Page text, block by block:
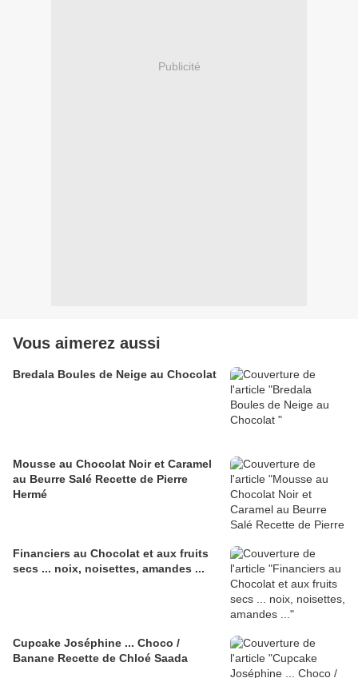
Publicité
Vous aimerez aussi
Bredala Boules de Neige au Chocolat
Mousse au Chocolat Noir et Caramel
au Beurre Salé Recette de Pierre
Hermé
Financiers au Chocolat et aux fruits
secs ... noix, noisettes, amandes ...
Cupcake Joséphine ... Choco /
Banane Recette de Chloé Saada